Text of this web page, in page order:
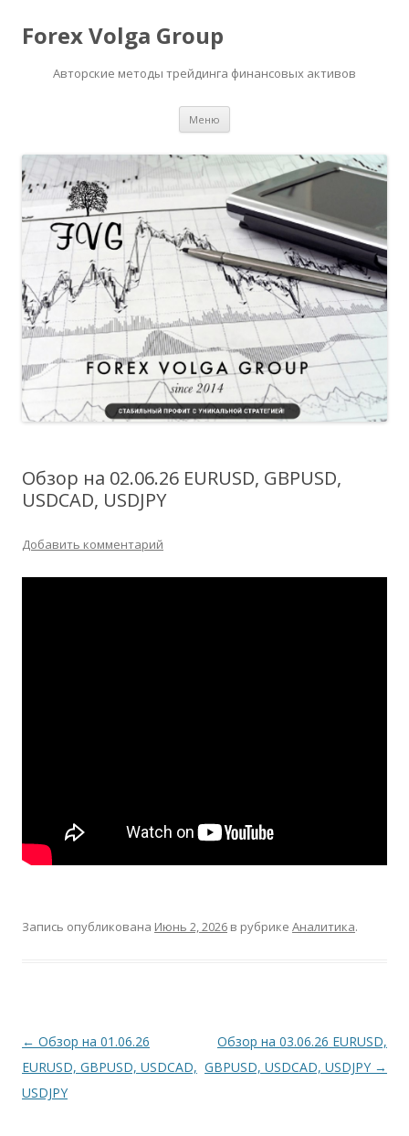
Forex Volga Group
Авторские методы трейдинга финансовых активов
Меню
Обзор на 02.06.26 EURUSD, GBPUSD,
USDCAD, USDJPY
Добавить комментарий
Запись опубликована Июнь 2, 2026 в рубрике Аналитика.
Навигация
по
записям
← Обзор на 01.06.26
EURUSD, GBPUSD, USDCAD,
USDJPY
Обзор на 03.06.26 EURUSD,
GBPUSD, USDCAD, USDJPY →